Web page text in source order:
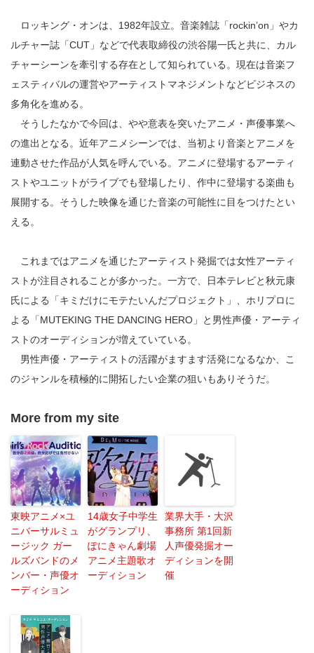
ロッキング・オンは、1982年設立。音楽雑誌「rockin’on」やカ
ルチャー誌「CUT」などで代表取締役の渋谷陽一氏と共に、カル
チャーシーンを牽引する存在として知られている。現在は音楽フ
ェスティバルの運営やアーティストマネジメントなどビジネスの
多角化を進める。
そうしたなかで今回は、やや意表を突いたアニメ・声優事業へ
の進出となる。近年アニメシーンでは、当初より音楽とアニメを
連動させた作品が人気を呼んでいる。アニメに登場するアーティ
ストやユニットがライブでも登場したり、作中に登場する楽曲も
展開する。そうした映像を通じた音楽の可能性に目をつけたとい
える。
これまではアニメを通じたアーティスト発掘では女性アーティ
ストが注目されることが多かった。一方で、日本テレビと秋元康
氏による「キミだけにモテたいんだプロジェクト」、ホリプロに
よる「MUTEKING THE DANCING HERO」と男性声優・アーティ
ストのオーディションが増えていている。
男性声優・アーティストの活躍がますます活発になるなか、こ
のジャンルを積極的に開拓したい企業の狙いもありそうだ。
More from my site
東映アニメ×ユ
ニバーサルミュ
ージック ガー
ルズバンドのメ
ンバー・声優オ
ーディション
14歳女子中学生
がグランプリ、
ぽにきゃん劇場
アニメ主題歌オ
ーディション
業界大手・大沢
事務所 第1回新
人声優発掘オー
ディションを開
催